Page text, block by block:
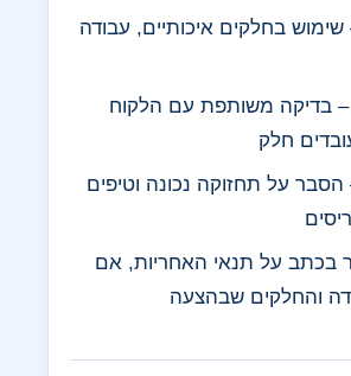
שימוש בחלקים איכותיים, עבודה
בדיקה משותפת עם הלקוח
חלק
הסבר על תחזוקה נכונה וטיפים
בכתב על תנאי האחריות, אם
והחלקים שבהצעה